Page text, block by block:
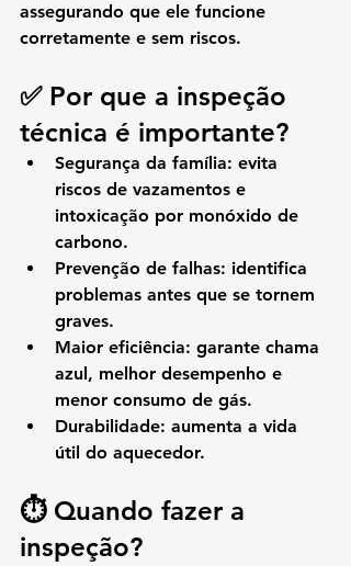
assegurando que ele funcione
corretamente e sem riscos.
✅ Por que a inspeção
técnica é importante?
Segurança da família: evita
riscos de vazamentos e
intoxicação por monóxido de
carbono.
Prevenção de falhas: identifica
problemas antes que se tornem
graves.
Maior eficiência: garante chama
azul, melhor desempenho e
menor consumo de gás.
Durabilidade: aumenta a vida
útil do aquecedor.
⏱️ Quando fazer a
inspeção?